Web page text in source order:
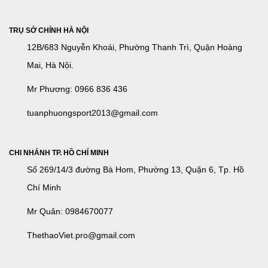
TRỤ SỞ CHÍNH HÀ NỘI
12B/683 Nguyễn Khoái, Phường Thanh Trì, Quận Hoàng
Mai, Hà Nội.
Mr Phương: 0966 836 436
tuanphuongsport2013@gmail.com
CHI NHÁNH TP. HỒ CHÍ MINH
Số 269/14/3 đường Bà Hom, Phường 13, Quận 6, Tp. Hồ
Chí Minh
Mr Quân: 0984670077
ThethaoViet.pro@gmail.com